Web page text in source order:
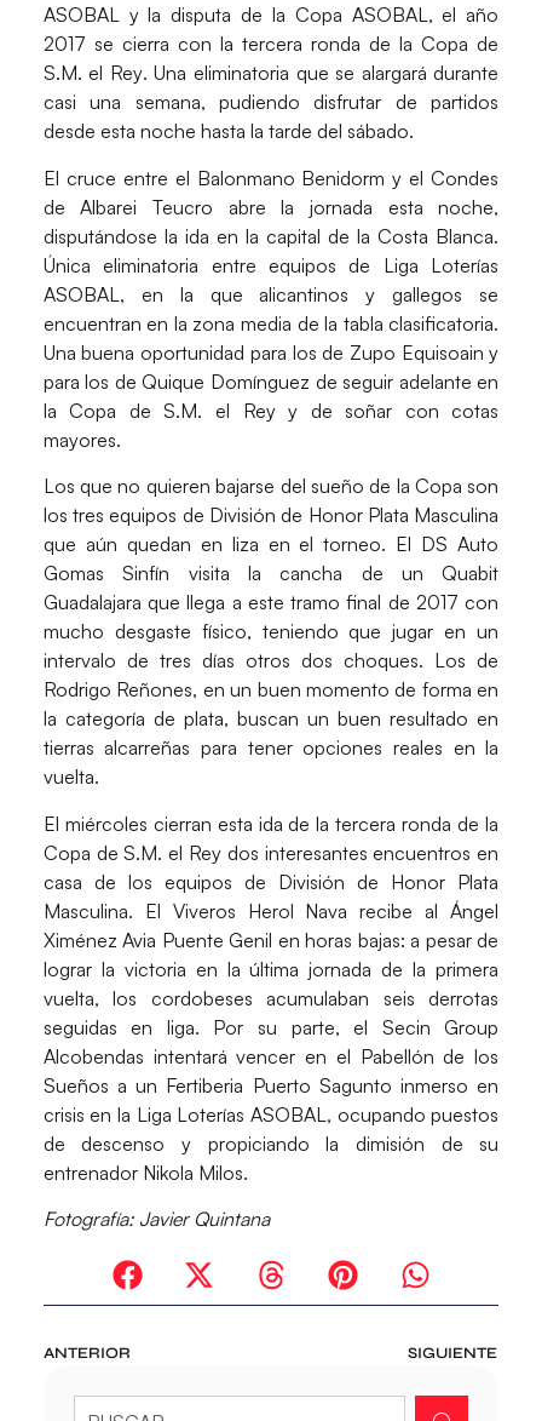
ASOBAL y la disputa de la Copa ASOBAL, el año
2017 se cierra con la tercera ronda de la Copa de
S.M. el Rey. Una eliminatoria que se alargará durante
casi una semana, pudiendo disfrutar de partidos
desde esta noche hasta la tarde del sábado.
El cruce entre el Balonmano Benidormy elCondes
de Albarei Teucro abre la jornada esta noche,
disputándose la ida en la capital de la Costa Blanca.
Única eliminatoria entre equipos de Liga Loterías
ASOBAL, en la que alicantinos y gallegos se
encuentran en la zona media de la tabla clasificatoria.
Una buena oportunidad para los de Zupo Equisoain y
para los de Quique Domínguez de seguir adelante en
la Copa de S.M. el Rey y de soñar con cotas
mayores.
Los que no quieren bajarse del sueño de la Copa son
los tres equipos de División de Honor Plata Masculina
que aún quedan en liza en el torneo. El DS Auto
Gomas Sinfín visita la cancha de unQuabit
Guadalajara que llega a este tramo final de 2017 con
mucho desgaste físico, teniendo que jugar en un
intervalo de tres días otros dos choques. Los de
Rodrigo Reñones, en un buen momento de forma en
la categoría de plata, buscan un buen resultado en
tierras alcarreñas para tener opciones reales en la
vuelta.
El miércoles cierran esta ida de la tercera ronda de la
Copa de S.M. el Rey dos interesantes encuentros en
casa de los equipos de División de Honor Plata
Masculina. El Viveros Herol Nava recibe alÁngel
Ximénez Avia Puente Genil en horas bajas: a pesar de
lograr la victoria en la última jornada de la primera
vuelta, los cordobeses acumulaban seis derrotas
seguidas en liga. Por su parte, el Secin Group
Alcobendas intentará vencer en el Pabellón de los
Sueños a un Fertiberia Puerto Sagunto inmerso en
crisis en la Liga Loterías ASOBAL, ocupando puestos
de descenso y propiciando la dimisión de su
entrenador Nikola Milos.
Fotografía: Javier Quintana
ANTERIOR SIGUIENTE